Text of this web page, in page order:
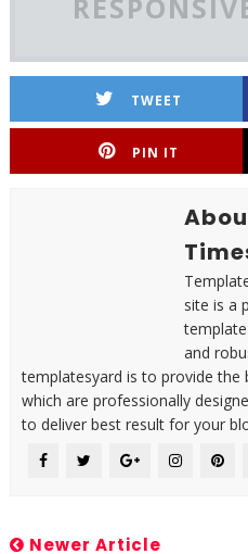
TWEET
PIN IT
site is a
and
templatesyard is to provide the
which are professionally
to deliver best result for your
Newer Article